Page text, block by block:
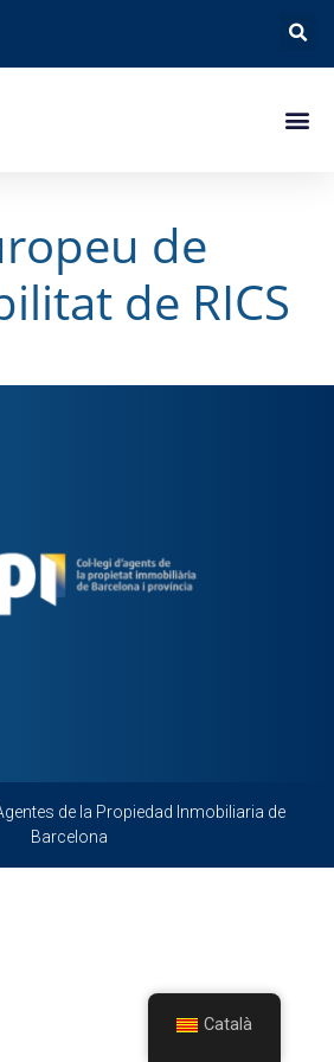
de
de RICS
de la Propiedad Inmobiliaria de
Barcelona
Català